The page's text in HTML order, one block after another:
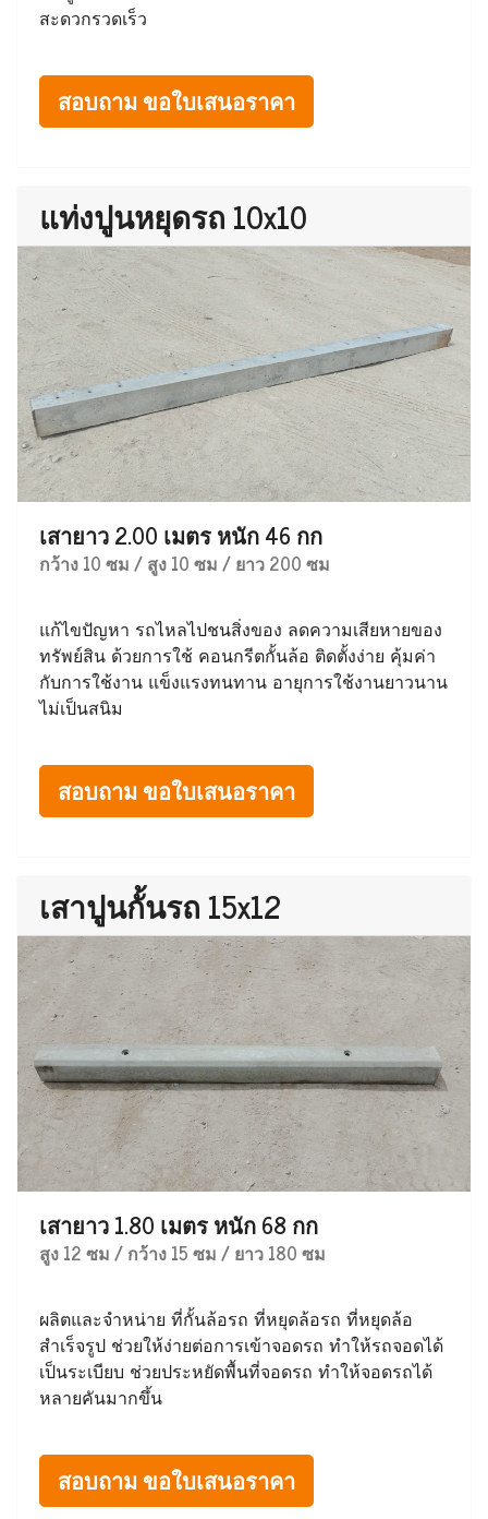
สะดวกรวดเร็ว
สอบถาม ขอใบเสนอราคา
แท่งปูนหยุดรถ 10x10
เสายาว 2.00 เมตร หนัก 46 กก
กว้าง 10 ซม / สูง 10 ซม / ยาว 200 ซม
แก้ไขปัญหา รถไหลไปชนสิ่งของ ลดความเสียหายของ
ทรัพย์สิน ด้วยการใช้ คอนกรีตกั้นล้อ ติดตั้งง่าย คุ้มค่า
กับการใช้งาน แข็งแรงทนทาน อายุการใช้งานยาวนาน
ไม่เป็นสนิม
สอบถาม ขอใบเสนอราคา
เสาปูนกั้นรถ 15x12
เสายาว 1.80 เมตร หนัก 68 กก
สูง 12 ซม / กว้าง 15 ซม / ยาว 180 ซม
ผลิตและจำหน่าย ที่กั้นล้อรถ ที่หยุดล้อรถ ที่หยุดล้อ
สำเร็จรูป ช่วยให้ง่ายต่อการเข้าจอดรถ ทำให้รถจอดได้
เป็นระเบียบ ช่วยประหยัดพื้นที่จอดรถ ทำให้จอดรถได้
หลายคันมากขึ้น
สอบถาม ขอใบเสนอราคา